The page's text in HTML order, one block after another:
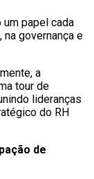
papel cada
governança e
a
tour de
lideranças
do RH
de